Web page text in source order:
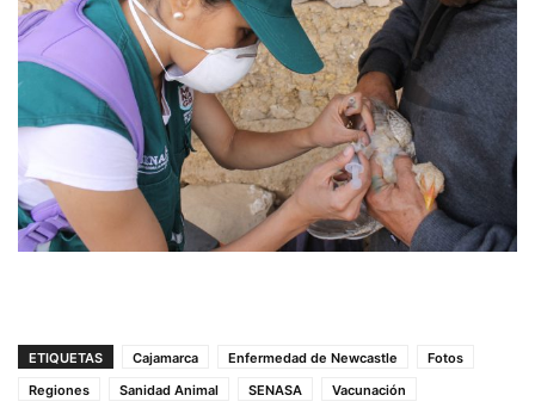
ETIQUETAS Cajamarca Enfermedad de Newcastle
Fotos
Regiones
Sanidad Animal SENASA Vacunación